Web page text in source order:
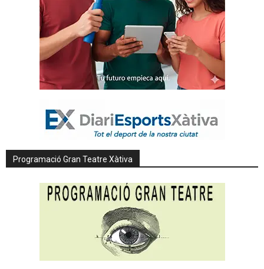
Programació Gran Teatre Xàtiva